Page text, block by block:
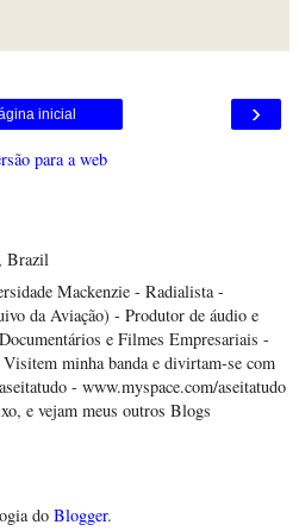
›
inicial
para a web
Brazil
Mackenzie - Radialista -
da Aviação) - Produtor de áudio e
e Filmes Empresariais -
minha banda e divirtam-se com
- www.myspace.com/aseitatudo
e vejam meus outros Blogs
do Blogger.